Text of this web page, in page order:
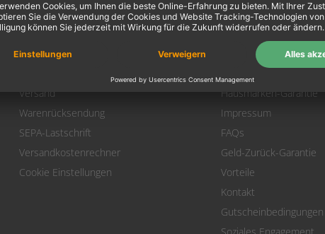
Mein Konto
Login
Warenkorb
Versand
Warenrücksendung
SEPA-Lastschrift
Versandkostenrechner
Cookie Einstellungen
Über uns
AGB
Datenschutz
Hausmarken-Garantie
Impressum
FAQs
Geld-Zurück-Garantie
Vorteile
Kontakt
Gutscheinbedingungen